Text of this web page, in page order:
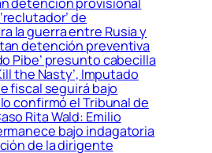
de
la guerra entre Rusia y
detención preventiva
Pibe’ presunto cabecilla
the Nasty’, Imputado
fiscal seguirá bajo
confirmó el Tribunal de
Rita Wald: Emilio
bajo indagatoria
de la dirigente